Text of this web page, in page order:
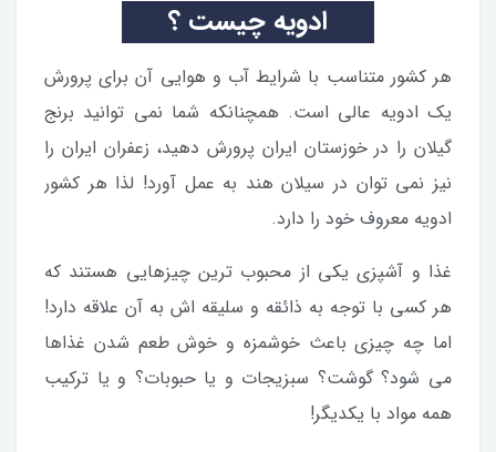
ادویه چیست ؟
هر کشور متناسب با شرایط آب و هوایی آن برای پرورش
یک ادویه عالی است. همچنانکه شما نمی توانید برنج
گیلان را در خوزستان ایران پرورش دهید، زعفران ایران را
نیز نمی توان در سیلان هند به عمل آورد! لذا هر کشور
ادویه معروف خود را دارد.
غذا و آشپزی یکی از محبوب ترین چیزهایی هستند که
هر کسی با توجه به ذائقه و سلیقه اش به آن علاقه دارد!
اما چه چیزی باعث خوشمزه و خوش طعم شدن غذاها
می شود؟ گوشت؟ سبزیجات و یا حبوبات؟ و یا ترکیب
همه مواد با یکدیگر!